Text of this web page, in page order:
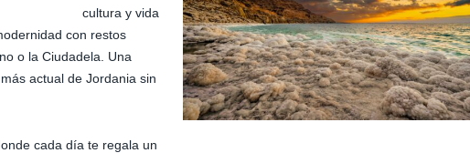
cultura y vida
con restos
o la Ciudadela. Una
actual de Jordania sin
cada día te regala un